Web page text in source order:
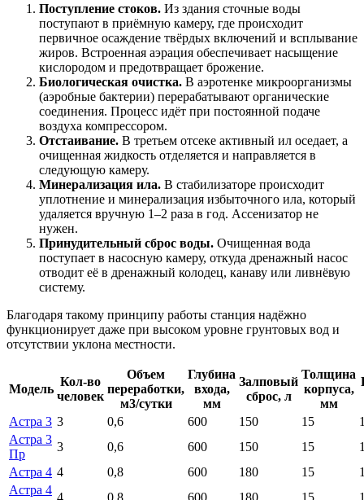
Поступление стоков. Из здания сточные воды
поступают в приёмную камеру, где происходит
первичное осаждение твёрдых включений и всплывание
жиров. Встроенная аэрация обеспечивает насыщение
кислородом и предотвращает брожение.
Биологическая очистка. В аэротенке микроорганизмы
(аэробные бактерии) перерабатывают органические
соединения. Процесс идёт при постоянной подаче
воздуха компрессором.
Отстаивание. В третьем отсеке активный ил оседает, а
очищенная жидкость отделяется и направляется в
следующую камеру.
Минерализация ила. В стабилизаторе происходит
уплотнение и минерализация избыточного ила, который
удаляется вручную 1–2 раза в год. Ассенизатор не
нужен.
Принудительный сброс воды. Очищенная вода
поступает в насосную камеру, откуда дренажный насос
отводит её в дренажный колодец, канаву или ливнёвую
систему.
Благодаря такому принципу работы станция надёжно
функционирует даже при высоком уровне грунтовых вод и
отсутствии уклона местности.
Модель
Кол-во
человек
Объем
переработки,
м3/сутки
Глубина
входа,
мм
Залповый
сброс, л
Толщина
корпуса,
мм
Астра 3 3 0,6 600 150 15
Астра 3
Пр
3 0,6 600 150 15
Астра 4 4 0,8 600 180 15
Астра 4
4 0,8 600 180 15